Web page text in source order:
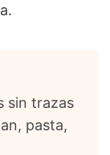
sin trazas
pasta,